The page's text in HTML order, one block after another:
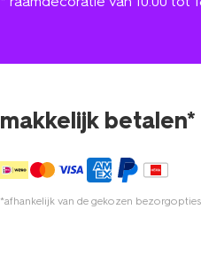
makkelijk betalen*
*afhankelijk van de gekozen bezorgopties